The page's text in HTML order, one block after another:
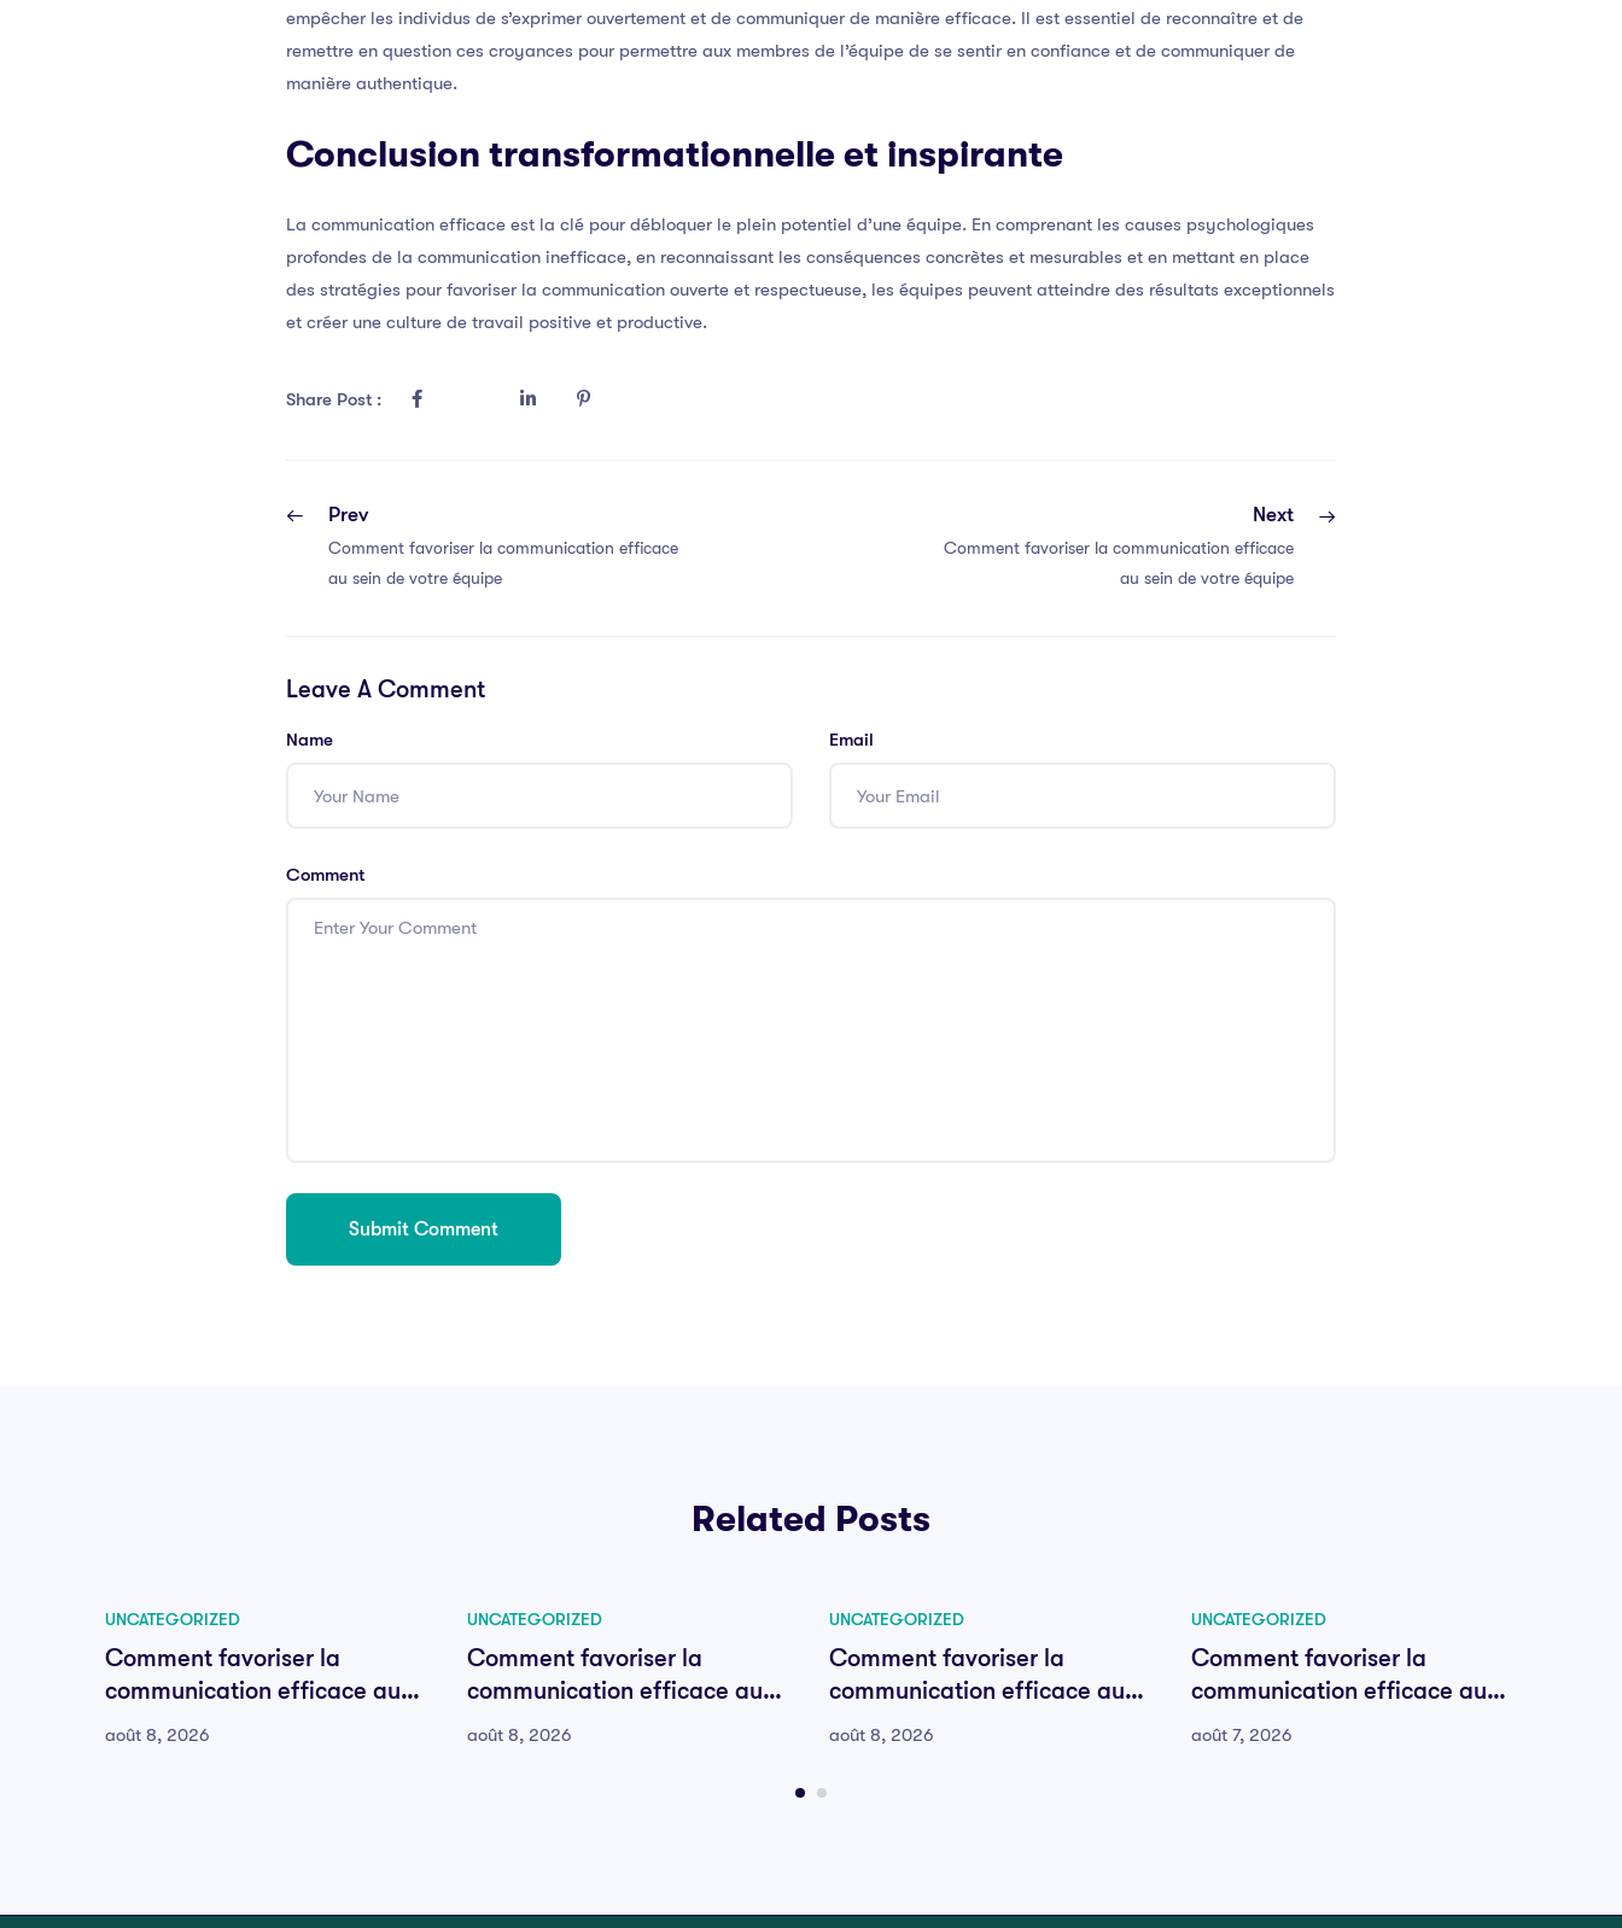
empêcher les individus de s’exprimer ouvertement et de communiquer de manière efficace. Il est essentiel de reconnaître et de
remettre en question ces croyances pour permettre aux membres de l’équipe de se sentir en confiance et de communiquer de
manière authentique.
Conclusion transformationnelle et inspirante
La communication efficace est la clé pour débloquer le plein potentiel d’une équipe. En comprenant les causes psychologiques
profondes de la communication inefficace, en reconnaissant les conséquences concrètes et mesurables et en mettant en place
des stratégies pour favoriser la communication ouverte et respectueuse, les équipes peuvent atteindre des résultats exceptionnels
et créer une culture de travail positive et productive.
Share Post :
Prev
Comment favoriser la communication efficace
au sein de votre équipe
Next
Comment favoriser la communication efficace
au sein de votre équipe
Leave A Comment
Name Email
Comment
Related Posts
UNCATEGORIZED
Comment favoriser la
communication efficace au
sein de votre équipe
août 8, 2026
UNCATEGORIZED
Comment favoriser la
communication efficace au
sein de votre équipe
août 8, 2026
UNCATEGORIZED
Comment favoriser la
communication efficace au
sein de votre équipe
août 8, 2026
UNCATEGORIZED
Comment favoriser la
communication efficace au
sein de votre équipe
août 7, 2026